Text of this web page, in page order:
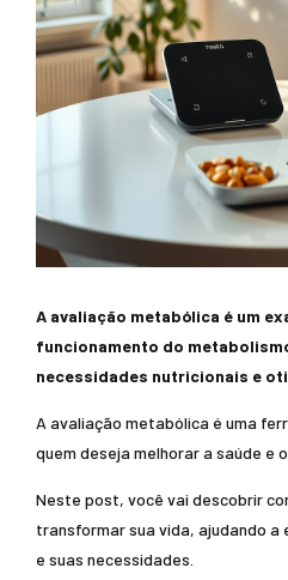
A avaliação metabólica é um
funcionamento do
necessidades nutricionais e
A avaliação metabólica é uma
quem deseja melhorar a saúde e
Neste post, você vai descobrir
transformar sua vida, ajudando a
e suas necessidades.